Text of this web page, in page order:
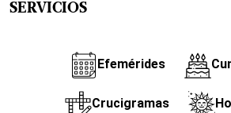
SERVICIOS
Efemérides
Crucigramas